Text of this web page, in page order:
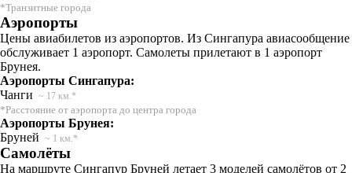
*Транзитные города
Аэропорты
Цены авиабилетов из аэропортов. Из Сингапура авиасообщение
обслуживает 1 аэропорт. Самолеты прилетают в 1 аэропорт
Брунея.
Аэропорты Сингапура:
Чанги ~ 17 км.*
*Расстояние от аэропорта до центра города
Аэропорты Брунея:
Бруней ~ 1 км.*
Самолёты
На маршруте Сингапур Бруней летает 3 моделей самолётов от 2